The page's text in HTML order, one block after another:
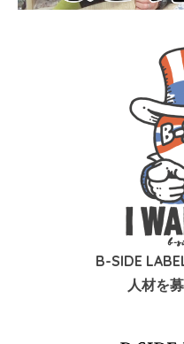
B-SIDE
人材を